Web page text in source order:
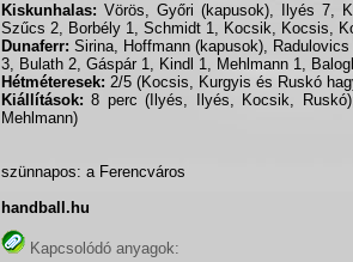
Kiskunhalas: Vörös, Győri (kapusok), Ilyés 7,
Szűcs 2, Borbély 1, Schmidt 1, Kocsik, Kocsis,
Dunaferr: Sirina, Hoffmann (kapusok),
3, Bulath 2, Gáspár 1, Kindl 1, Mehlmann 1,
Hétméteresek: 2/5 (Kocsis, Kurgyis és Ruskó
Kiállítások: 8 perc (Ilyés, Ilyés, Kocsik,
Mehlmann)
szünnapos: a Ferencváros
handball.hu
Kapcsolódó anyagok: